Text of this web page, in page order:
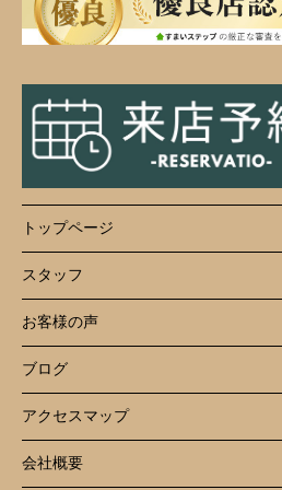
トップページ
スタッフ
お客様の声
ブログ
アクセスマップ
会社概要